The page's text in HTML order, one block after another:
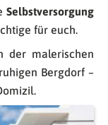
Selbstversorgung
für euch.
der malerischen
Bergdorf –